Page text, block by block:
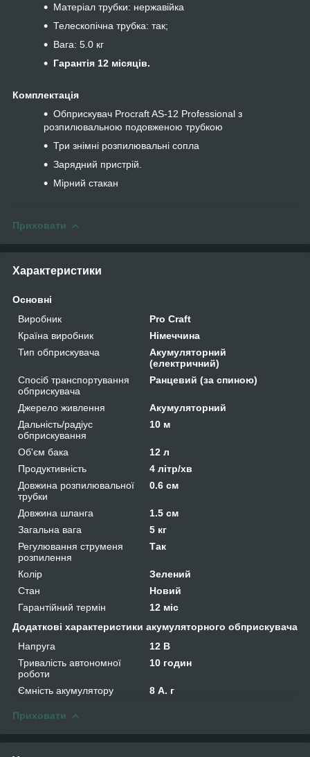
Матеріал трубки: нержавійка
Телескопічна трубка: так;
Вага: 5.0 кг
Гарантія 12 місяців.
Комплектація
Обприскувач Procraft AS-12 Professional з
розпилювальною подовженою трубкою
Три знімні розпилювальні сопла
Зарядний пристрій.
Мірний стакан
Приховати
Характеристики
Основні
Виробник
Pro Craft
Країна виробник
Німеччина
Тип обприскувача
Акумуляторний
(електричний)
Спосіб транспортування
обприскувача
Ранцевий (за спиною)
Джерело живлення
Акумуляторний
Дальність/радіус
обприскування
10 м
Об'єм бака
12 л
Продуктивність
4 літр/хв
Довжина розпилювальної
трубки
0.6 см
Довжина шланга
1.5 см
Загальна вага
5 кг
Регулювання струменя
розпилення
Так
Колір
Зелений
Стан
Новий
Гарантійний термін
12 міс
Додаткові характеристики акумуляторного обприскувача
Напруга
12 В
Тривалість автономної
роботи
10 годин
Ємність акумулятору 8 А. г
Приховати